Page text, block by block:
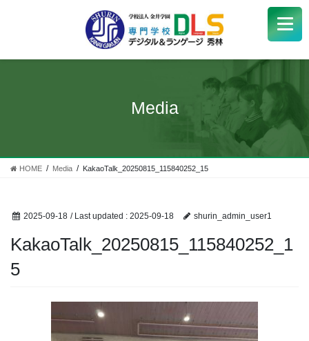
学校紹介+
受験生+
学生サポート
お問い合わせ
Media
HOME Media KakaoTalk_20250815_115840252_15
2025-09-18 / Last updated : 2025-09-18 shurin_admin_user1
KakaoTalk_20250815_115840252_1
5